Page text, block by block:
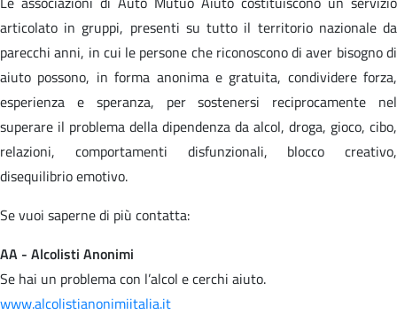
articolato in gruppi, presenti su tutto il territorio nazionale da
parecchi anni, in cui le persone che riconoscono di aver bisogno di
aiuto possono, in forma anonima e gratuita, condividere forza,
esperienza e speranza, per sostenersi reciprocamente nel
superare il problema della dipendenza da alcol, droga, gioco, cibo,
relazioni, comportamenti disfunzionali, blocco creativo,
disequilibrio emotivo.
Se vuoi saperne di più contatta:
AA - Alcolisti Anonimi
Se hai un problema con l’alcol e cerchi aiuto.
www.alcolistianonimiitalia.it